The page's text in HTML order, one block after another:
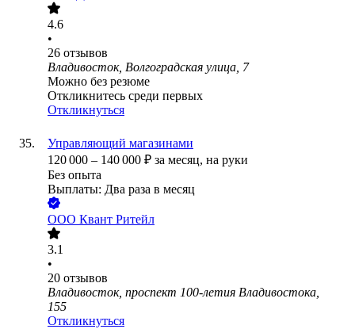
4.6
•
26 отзывов
Владивосток, Волгоградская улица, 7
Можно без резюме
Откликнитесь среди первых
Откликнуться
Управляющий магазинами
120 000 – 140 000 ₽ за месяц, на руки
Без опыта
Выплаты: Два раза в месяц
ООО Квант Ритейл
3.1
•
20 отзывов
Владивосток, проспект 100-летия Владивостока,
155
Откликнуться